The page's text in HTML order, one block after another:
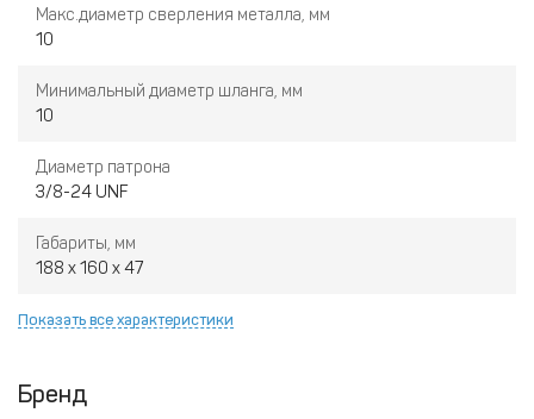
Макс.диаметр сверления металла, мм
10
Минимальный диаметр шланга, мм
10
Диаметр патрона
3/8-24 UNF
Габариты, мм
188 x 160 x 47
Показать все характеристики
Бренд